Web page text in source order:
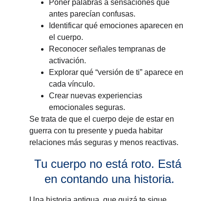
Poner palabras a sensaciones que
antes parecían confusas.
Identificar qué emociones aparecen en
el cuerpo.
Reconocer señales tempranas de
activación.
Explorar qué “versión de ti” aparece en
cada vínculo.
Crear nuevas experiencias
emocionales seguras.
Se trata de que el cuerpo deje de estar en
guerra con tu presente y pueda habitar
relaciones más seguras y menos reactivas.
Tu cuerpo no está roto. Está
en contando una historia.